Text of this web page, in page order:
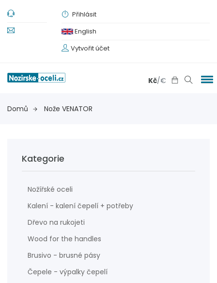
Přihlásit
English
Vytvořit účet
Kč/€
Domů Nože VENATOR
Kategorie
Nožířské oceli
Kalení - kalení čepelí + potřeby
Dřevo na rukojeti
Wood for the handles
Brusivo - brusné pásy
Čepele - výpalky čepelí